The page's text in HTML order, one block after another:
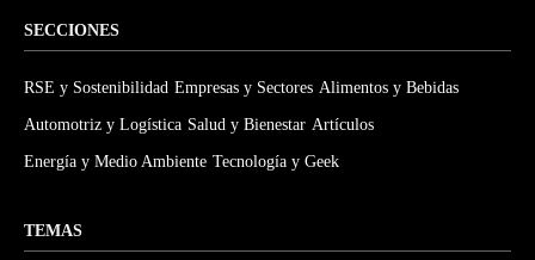
SECCIONES
RSE y Sostenibilidad Empresas y Sectores Alimentos y Bebidas
Automotriz y Logística Salud y Bienestar Artículos
Energía y Medio Ambiente Tecnología y Geek
TEMAS